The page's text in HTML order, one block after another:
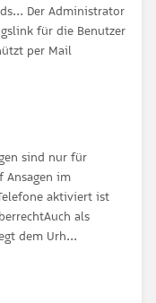
Der Administrator
für die Benutzer
per Mail
sind nur für
Ansagen im
aktiviert ist
als
dem Urh...